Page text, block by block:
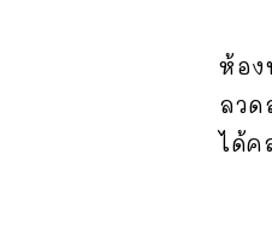
ห้อง
ลวด
ได้ค